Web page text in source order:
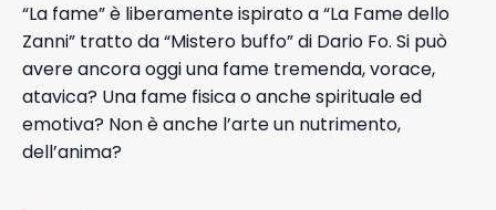
“La fame” è liberamente ispirato a “La Fame dello
Zanni” tratto da “Mistero buffo” di Dario Fo. Si può
avere ancora oggi una fame tremenda, vorace,
atavica? Una fame fisica o anche spirituale ed
emotiva? Non è anche l’arte un nutrimento,
dell’anima?